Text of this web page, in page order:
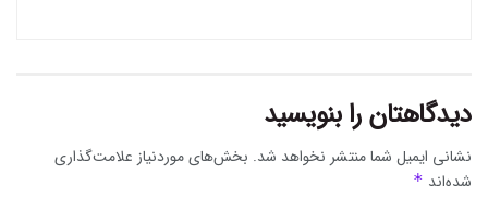
دیدگاهتان را بنویسید
نشانی ایمیل شما منتشر نخواهد شد. بخش‌های موردنیاز علامت‌گذاری
شده‌اند *